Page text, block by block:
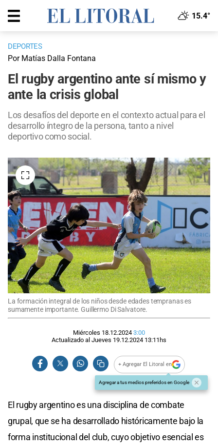
15.4°
DEPORTES
Por Matías Dalla Fontana
El rugby argentino ante sí mismo y
ante la crisis global
Los desafíos del deporte en el contexto actual para el
desarrollo íntegro de la persona, tanto a nivel
deportivo como social.
La formación integral de los niños desde edades tempranas es
sumamente importante. Guillermo Di Salvatore.
Miércoles 18.12.2024 3:00
Actualizado al Jueves 19.12.2024 13:11hs
+ Agregar El Litoral en
Agregar a tus medios preferidos en Google
El rugby argentino es una disciplina de combate
grupal, que se ha desarrollado históricamente bajo la
forma institucional del club, cuyo objetivo esencial es